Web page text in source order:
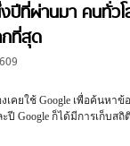
ปีที่ผ่านมา คนทั่ว
กที่สุด
เคยใช้ Google เพื่อค้นหา
ปี Google ก็ได้มีการเก็บส